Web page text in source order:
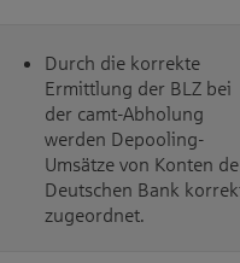
Durch die korrekte
Ermittlung der BLZ bei
der camt-Abholung
werden Depooling-
Umsätze von Konten
Deutschen Bank
zugeordnet.